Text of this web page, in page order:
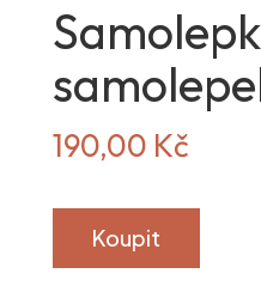
190,00 Kč
Koupit